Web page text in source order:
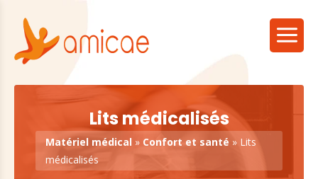
Lits médicalisés
Matériel médical » Confort et santé » Lits
médicalisés